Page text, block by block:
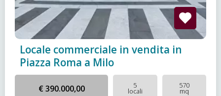
Locale commerciale in vendita in
Piazza Roma a Milo
€ 390.000,00 5
locali
570
mq